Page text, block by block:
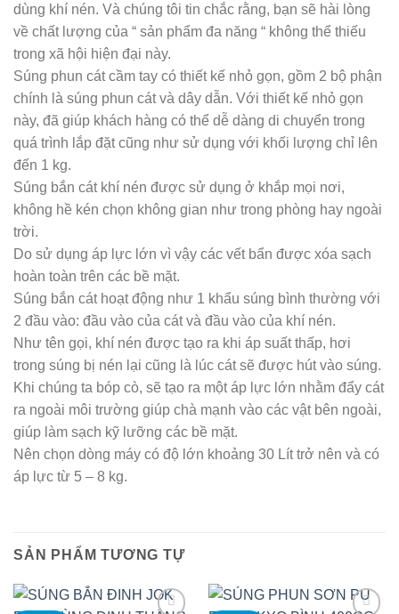
dùng khí nén. Và chúng tôi tin chắc rằng, bạn sẽ hài lòng
về chất lượng của “ sản phẩm đa năng “ không thể thiếu
trong xã hội hiện đại này.
Súng phun cát cầm tay có thiết kế nhỏ gọn, gồm 2 bộ phận
chính là súng phun cát và dây dẫn. Với thiết kế nhỏ gọn
này, đã giúp khách hàng có thể dễ dàng di chuyển trong
quá trình lắp đặt cũng như sử dụng với khối lượng chỉ lên
đến 1 kg.
Súng bắn cát khí nén được sử dụng ở khắp mọi nơi,
không hề kén chọn không gian như trong phòng hay ngoài
trời.
Do sử dụng áp lực lớn vì vậy các vết bẩn được xóa sạch
hoàn toàn trên các bề mặt.
Súng bắn cát hoạt động như 1 khẩu súng bình thường với
2 đầu vào: đầu vào của cát và đầu vào của khí nén.
Như tên gọi, khí nén được tạo ra khi áp suất thấp, hơi
trong súng bị nén lại cũng là lúc cát sẽ được hút vào súng.
Khi chúng ta bóp cò, sẽ tạo ra một áp lực lớn nhằm đẩy cát
ra ngoài môi trường giúp chà mạnh vào các vật bên ngoài,
giúp làm sạch kỹ lưỡng các bề mặt.
Nên chọn dòng máy có độ lớn khoảng 30 Lít trở nên và có
áp lực từ 5 – 8 kg.
SẢN PHẨM TƯƠNG TỰ